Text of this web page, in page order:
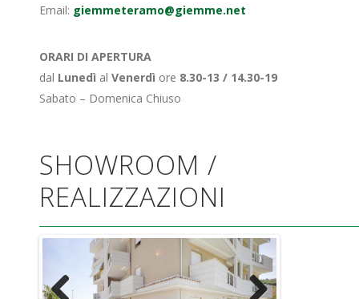
Email: giemmeteramo@giemme.net
ORARI DI APERTURA
dal Lunedì al Venerdì ore 8.30-13 / 14.30-19
Sabato – Domenica Chiuso
SHOWROOM /
REALIZZAZIONI